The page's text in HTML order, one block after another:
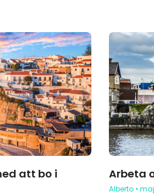
att bo i
Arbeta
Alberto